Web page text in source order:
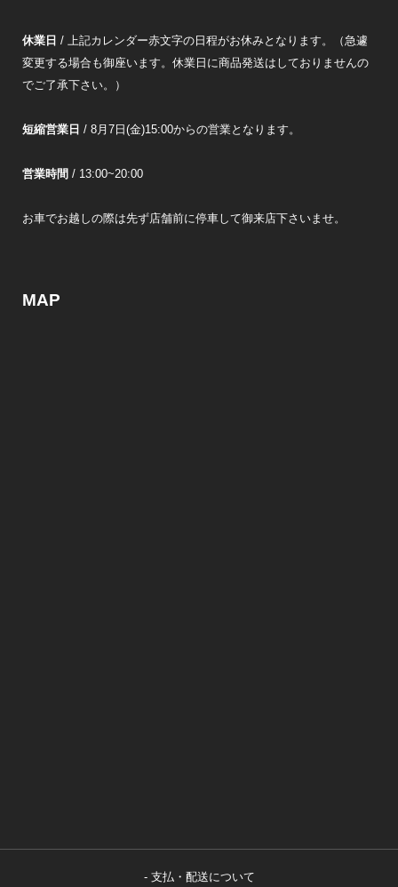
休業日 / 上記カレンダー赤文字の日程がお休みとなります。（急遽
変更する場合も御座います。休業日に商品発送はしておりませんの
でご了承下さい。）
短縮営業日 / 8月7日(金)15:00からの営業となります。
営業時間 / 13:00~20:00
お車でお越しの際は先ず店舗前に停車して御来店下さいませ。
MAP
支払・配送について